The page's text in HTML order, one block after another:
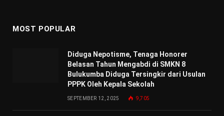
MOST POPULAR
Diduga Nepotisme, Tenaga Honorer
Belasan Tahun Mengabdi di SMKN 8
Bulukumba Diduga Tersingkir dari Usulan
PPPK Oleh Kepala Sekolah
SEPTEMBER 12, 2025 9,705